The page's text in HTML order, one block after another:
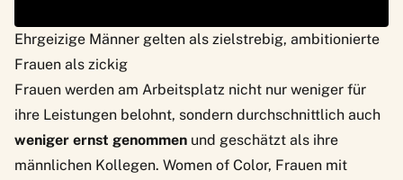
Ehrgeizige Männer gelten als zielstrebig, ambitionierte
Frauen als zickig
Frauen werden am Arbeitsplatz nicht nur weniger für
ihre Leistungen belohnt, sondern durchschnittlich auch
weniger ernst genommen und geschätzt als ihre
männlichen Kollegen. Women of Color, Frauen mit